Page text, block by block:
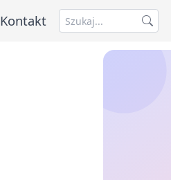
Kontakt